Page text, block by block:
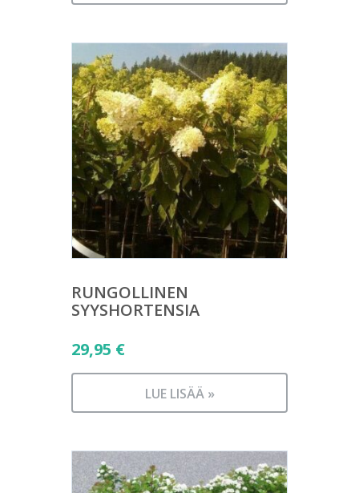
RUNGOLLINEN
SYYSHORTENSIA
29,95 €
LUE LISÄÄ »